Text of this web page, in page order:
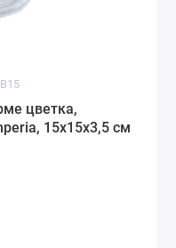
цветка,
15х15х3,5 см